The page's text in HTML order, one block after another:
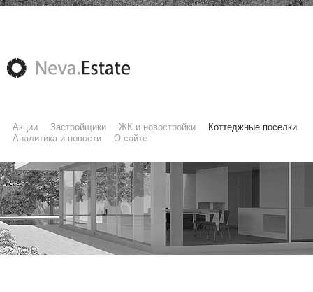
Акции Застройщики ЖК и новостройки
Коттеджные поселки
Аналитика и новости
О сайте